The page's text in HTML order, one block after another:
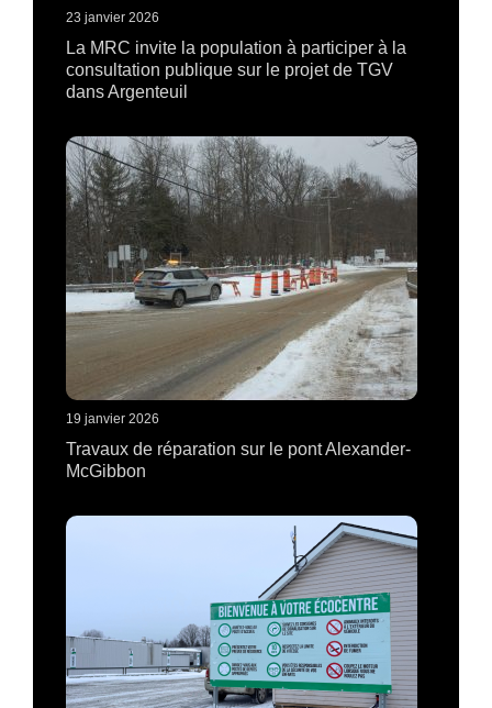
23 janvier 2026
La MRC invite la population à participer à la
consultation publique sur le projet de TGV
dans Argenteuil
19 janvier 2026
Travaux de réparation sur le pont Alexander-
McGibbon